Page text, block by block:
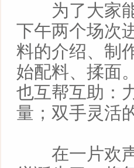
为了大家能
下午两个场次
料的介绍、制
始配料、揉面
也互帮互助：
量；双手灵活
在一片欢声